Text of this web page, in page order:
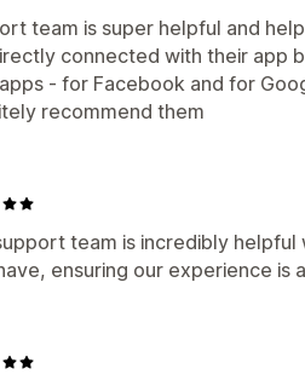
team is super helpful and
connected with their app
- for Facebook and for
recommend them
team is incredibly helpful
ensuring our experience is